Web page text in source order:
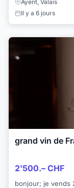
Ayent, Valais
Il y a 6 jours
grand vin de
2'500.– CHF
bonjour; je vends